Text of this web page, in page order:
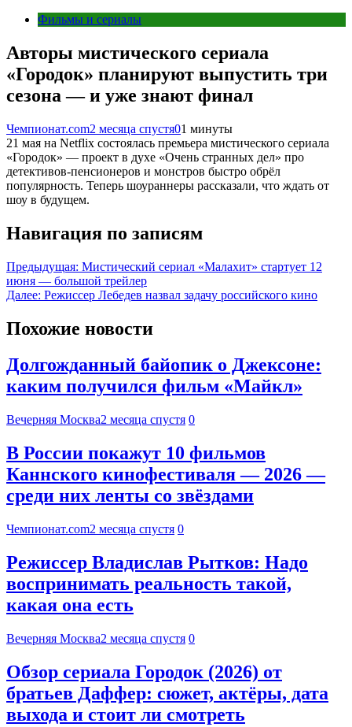
Фильмы и сериалы
Авторы мистического сериала
«Городок» планируют выпустить три
сезона — и уже знают финал
Чемпионат.com2 месяца спустя01 минуты
21 мая на Netflix состоялась премьера мистического сериала
«Городок» — проект в духе «Очень странных дел» про
детективов-пенсионеров и монстров быстро обрёл
популярность. Теперь шоураннеры рассказали, что ждать от
шоу в будущем.
Навигация по записям
Предыдущая: Мистический сериал «Малахит» стартует 12
июня — большой трейлер
Далее: Режиссер Лебедев назвал задачу российского кино
Похожие новости
Долгожданный байопик о Джексоне:
каким получился фильм «Майкл»
Вечерняя Москва2 месяца спустя 0
В России покажут 10 фильмов
Каннского кинофестиваля — 2026 —
среди них ленты со звёздами
Чемпионат.com2 месяца спустя 0
Режиссер Владислав Рытков: Надо
воспринимать реальность такой,
какая она есть
Вечерняя Москва2 месяца спустя 0
Обзор сериала Городок (2026) от
братьев Даффер: сюжет, актёры, дата
выхода и стоит ли смотреть